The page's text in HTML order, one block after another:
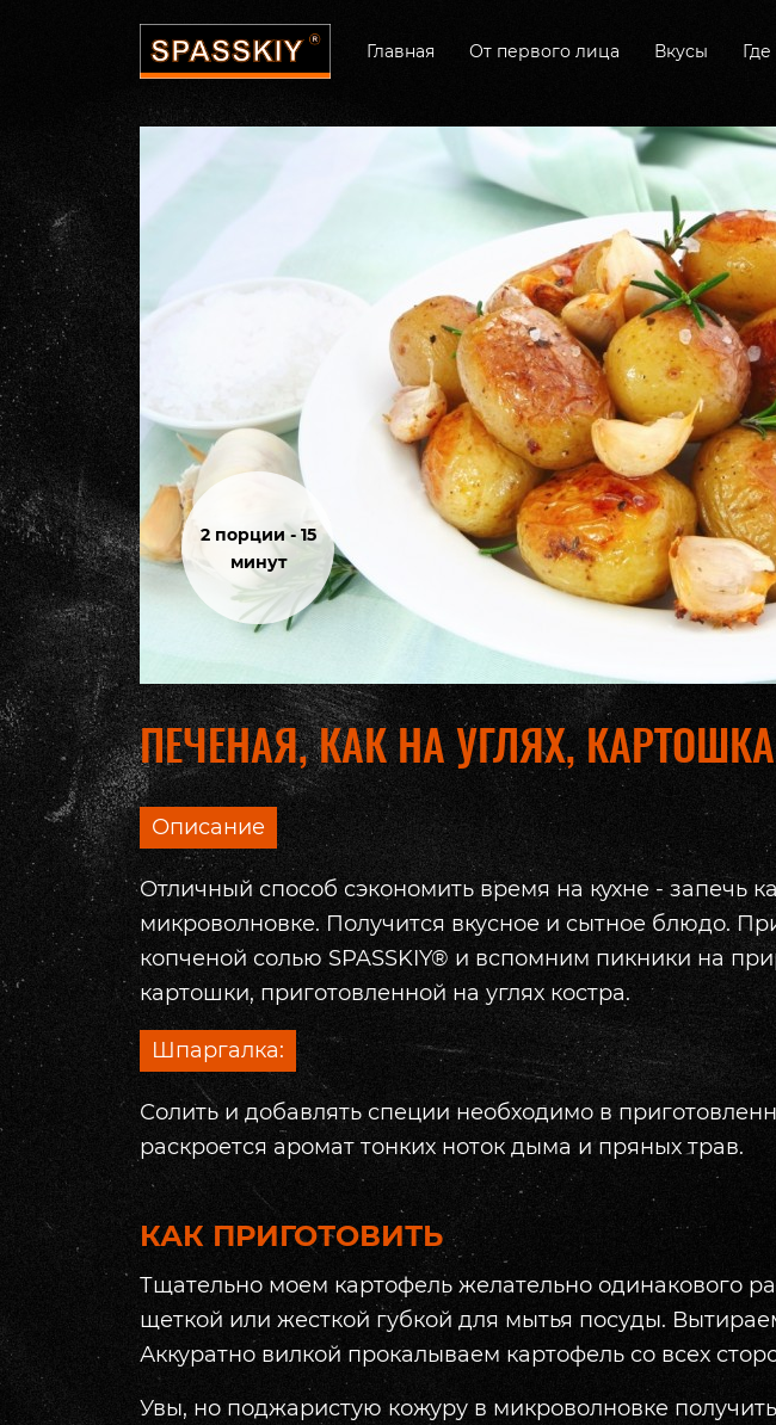
Главная От первого лица Вкусы
2 порции - 15
минут
ПЕЧЕНАЯ, КАК НА УГЛЯХ, КАРТОШКА
Описание
Отличный способ сэкономить время на кухне - запечь
микроволновке. Получится вкусное и сытное блюдо.
копченой солью SPASSKIY® и вспомним пикники на
картошки, приготовленной на углях костра.
Шпаргалка:
Солить и добавлять специи необходимо в
раскроется аромат тонких ноток дыма и пряных трав.
КАК ПРИГОТОВИТЬ
Тщательно моем картофель желательно одинакового
щеткой или жесткой губкой для мытья посуды.
Аккуратно вилкой прокалываем картофель со всех
Увы, но поджаристую кожуру в микроволновке получить